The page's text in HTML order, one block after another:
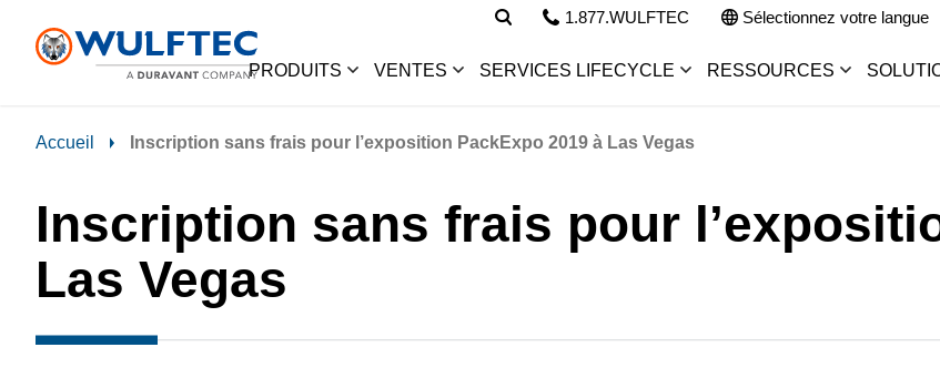
1.877.WULFTEC Sélectionnez votre langue
PRODUITS VENTES SERVICES LIFECYCLE RESSOURCES
Accueil Inscription sans frais pour l’exposition PackExpo 2019 à Las Vegas
Inscription sans frais pour
Las Vegas